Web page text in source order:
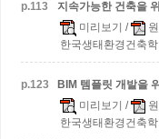
p.113
지속가능한 건축을
미리보기 /
한국생태환경건축
p.123
BIM 템플릿 개발을
미리보기 /
한국생태환경건축